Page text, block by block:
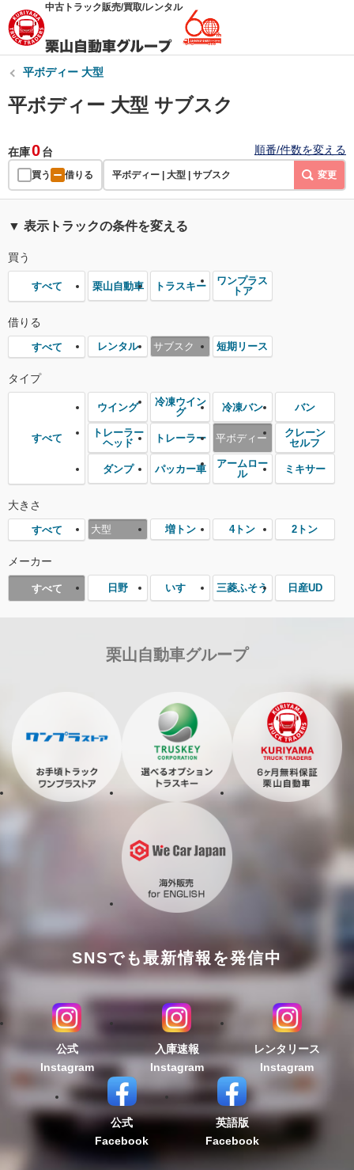
中古トラック販売/買取/レンタル
平ボディー 大型
平ボディー 大型 サブスク
在庫0台 順番/件数を変える
買う 借りる 平ボディー | 大型 | サブスク 変更
▼ 表示トラックの条件を変える
買う
すべて 栗山自動車 トラスキー
ワンプラス
トア
借りる
すべて レンタル サブスク 短期リース
タイプ
すべて
ウイング
冷凍ウイン
グ
冷凍バン バン
トレーラー
ヘッド
トレーラー 平ボディー
クレーン
セルフ
ダンプ パッカー車
アームロー
ル
ミキサー
大きさ
すべて 大型 増トン 4トン 2トン
メーカー
すべて 日野 いすゞ 三菱ふそう 日産UD
栗山自動車グループ
SNSでも最新情報を発信中
公式
Instagram
入庫速報
Instagram
レンタリース
Instagram
公式
Facebook
英語版
Facebook